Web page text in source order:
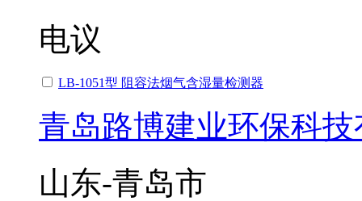
电议
LB-1051型 阻容法烟气含湿量检测器
青岛路博建业环保科
山东-青岛市